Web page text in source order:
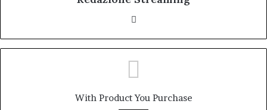
With Product You Purchase